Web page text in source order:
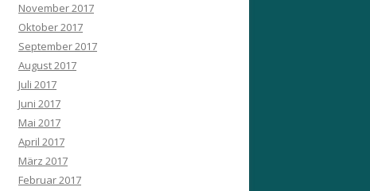
November 2017
Oktober 2017
September 2017
August 2017
Juli 2017
Juni 2017
Mai 2017
April 2017
März 2017
Februar 2017